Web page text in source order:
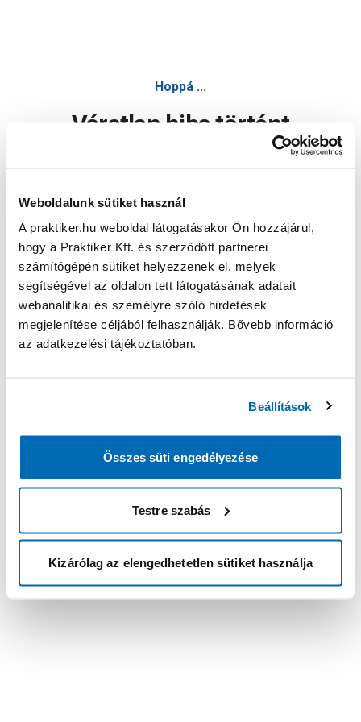
Weboldalunk sütiket használ
A praktiker.hu weboldal látogatásakor Ön hozzájárul,
hogy a Praktiker Kft. és szerződött partnerei
számítógépén sütiket helyezzenek el, melyek
segítségével az oldalon tett látogatásának adatait
webanalitikai és személyre szóló hirdetések
megjelenítése céljából felhasználják. Bővebb információ
az adatkezelési tájékoztatóban.
Beállítások
Összes süti engedélyezése
Testre szabás
Kizárólag az elengedhetetlen sütiket használja
Hoppá ...
Váratlan hiba történt
Oldal újratöltése